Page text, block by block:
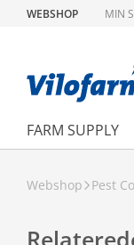
WEBSHOP MIN
FARM SUPPLY
Webshop Pest